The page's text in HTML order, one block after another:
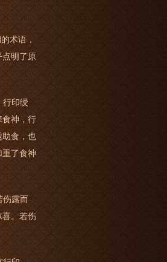
术语，
明了原
行印绶
食神，行
助食，也
了食神
露而
喜。若伤